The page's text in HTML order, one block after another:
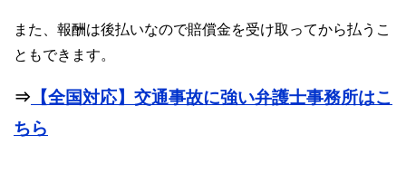
また、報酬は後払いなので賠償金を受け取ってから払うこ
ともできます。
⇒ 【全国対応】交通事故に強い弁護士事務所はこ
ちら